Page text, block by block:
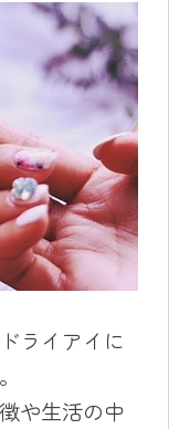
ライアイに
や生活の中